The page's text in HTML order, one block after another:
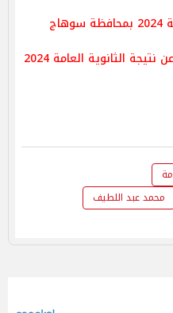
بعد قليل انطلاق مؤتمر الإعلان عن نتيجة الثانوية العامة 2024
محمد عبد اللطيف